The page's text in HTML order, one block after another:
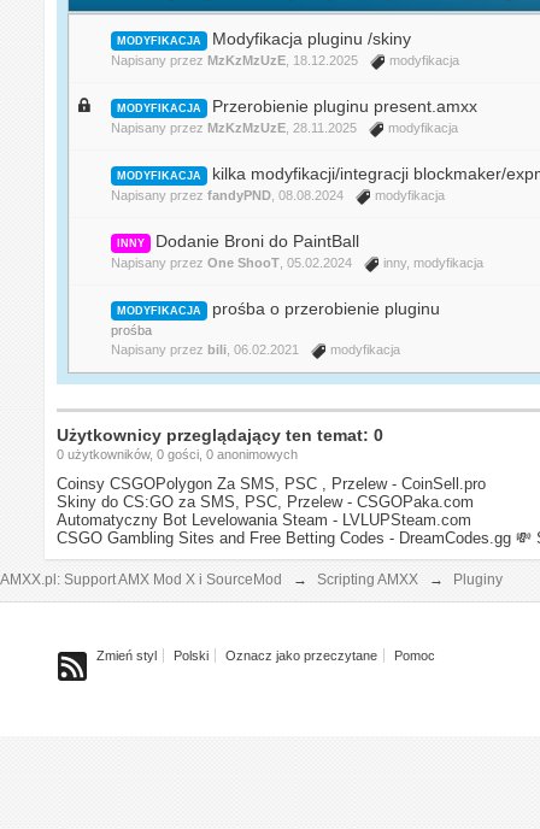
MODYFIKACJA Modyfikacja pluginu /skiny
Napisany przez MzKzMzUzE , 18.12.2025 modyfikacja
MODYFIKACJA Przerobienie pluginu present.amxx
Napisany przez MzKzMzUzE , 28.11.2025 modyfikacja
MODYFIKACJA kilka modyfikacji/integracji blockmaker/
Napisany przezfandyPND , 08.08.2024 modyfikacja
INNY Dodanie Broni do PaintBall
Napisany przezOne ShooT , 05.02.2024 inny, modyfikacja
MODYFIKACJA prośba o przerobienie pluginu
prośba
Napisany przez bili , 06.02.2021 modyfikacja
Użytkownicy przeglądający ten temat: 0
0 użytkowników, 0 gości, 0 anonimowych
Coinsy CSGOPolygon Za SMS, PSC , Przelew - CoinSell.pro
Skiny do CS:GO za SMS, PSC, Przelew - CSGOPaka.com
Automatyczny Bot Levelowania Steam - LVLUPSteam.com
CSGO Gambling Sites and Free Betting Codes - DreamCodes.gg 💸
AMXX.pl: Support AMX Mod X i SourceMod → Scripting AMXX → Pluginy
Zmień styl Polski Oznacz jako przeczytane Pomoc